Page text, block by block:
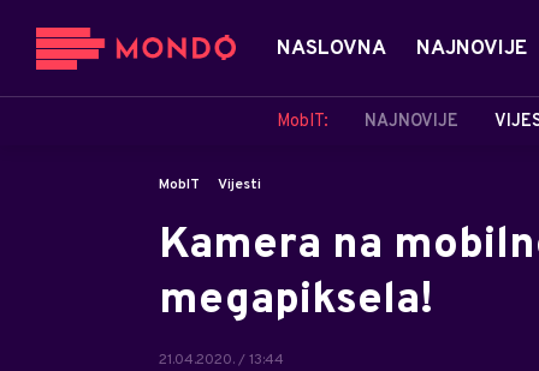
NASLOVNA NAJNOVIJE
MobIT: NAJNOVIJE
MobIT Vijesti
Kamera na
megapiksela!
21.04.2020. / 13:44